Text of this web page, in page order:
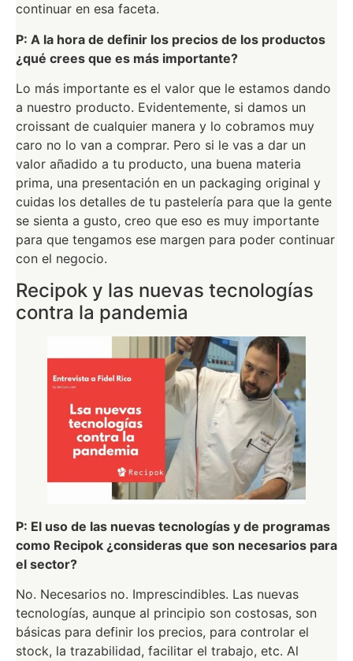
continuar en esa faceta.
P: A la hora de definir los precios de los productos
¿qué crees que es más importante?
Lo más importante es el valor que le estamos dando
a nuestro producto. Evidentemente, si damos un
croissant de cualquier manera y lo cobramos muy
caro no lo van a comprar. Pero si le vas a dar un
valor añadido a tu producto, una buena materia
prima, una presentación en un packaging original y
cuidas los detalles de tu pastelería para que la gente
se sienta a gusto, creo que eso es muy importante
para que tengamos ese margen para poder continuar
con el negocio.
Recipok y las nuevas tecnologías
contra la pandemia
P: El uso de las nuevas tecnologías y de programas
como Recipok ¿consideras que son necesarios para
el sector?
No. Necesarios no. Imprescindibles. Las nuevas
tecnologías, aunque al principio son costosas, son
básicas para definir los precios, para controlar el
stock, la trazabilidad, facilitar el trabajo, etc. Al